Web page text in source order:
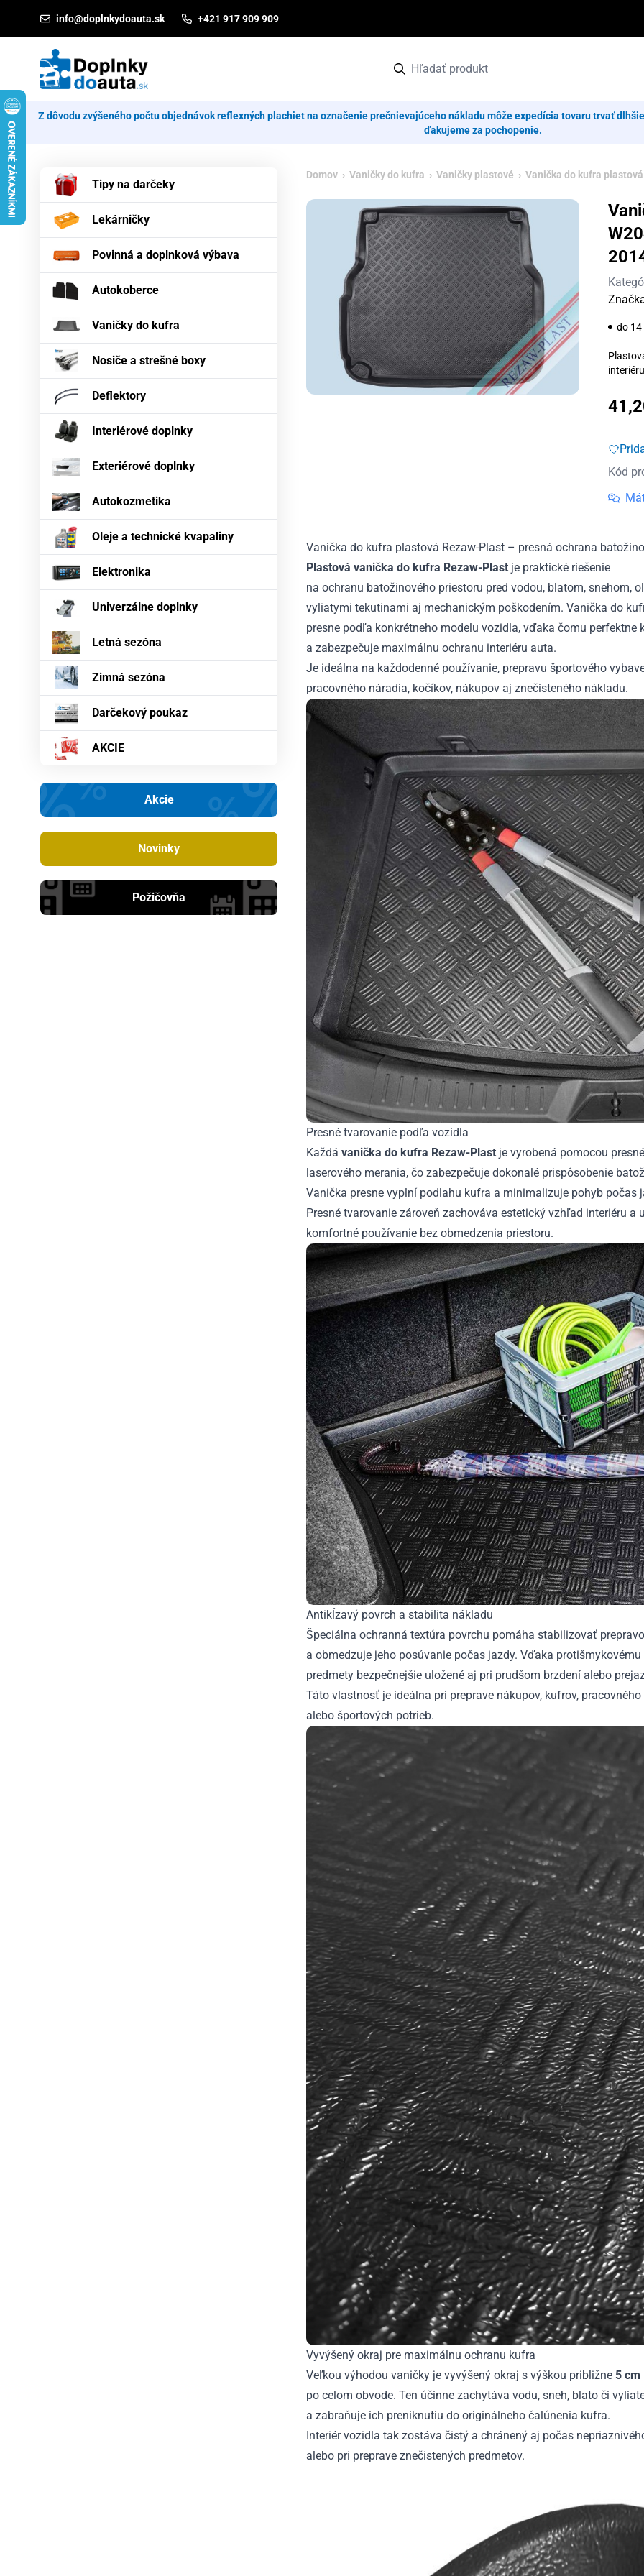
info@doplnkydoauta.sk +421 917 909 909
Z dôvodu zvýšeného počtu objednávok reflexných plachiet na označenie prečnievajúceho nákladu môže expedícia tovaru trvať
ďakujeme za pochopenie.
Tipy na darčeky
Lekárničky
Povinná a doplnková výbava
Autokoberce
Vaničky do kufra
Nosiče a strešné boxy
Deflektory
Interiérové doplnky
Exteriérové doplnky
Autokozmetika
Oleje a technické kvapaliny
Elektronika
Univerzálne doplnky
Letná sezóna
Zimná sezóna
Darčekový poukaz
AKCIE
Akcie
Novinky
Požičovňa
Domov › Vaničky do kufra › Vaničky plastové › Vanička do kufra
do
Kód
Vanička do kufra plastová Rezaw-Plast – presná ochrana
Plastová vanička do kufra Rezaw-Plast je praktické riešenie
na ochranu batožinového priestoru pred vodou, blatom, snehom,
vyliatymi tekutinami aj mechanickým poškodením. Vanička do
presne podľa konkrétneho modelu vozidla, vďaka čomu perfektne
a zabezpečuje maximálnu ochranu interiéru auta.
Je ideálna na každodenné používanie, prepravu športového
pracovného náradia, kočíkov, nákupov aj znečisteného nákladu.
Presné tvarovanie podľa vozidla
Každá vanička do kufra Rezaw-Plast je vyrobená pomocou
laserového merania, čo zabezpečuje dokonalé prispôsobenie
Vanička presne vyplní podlahu kufra a minimalizuje pohyb počas
Presné tvarovanie zároveň zachováva estetický vzhľad interiéru a
komfortné používanie bez obmedzenia priestoru.
Antikĺzavý povrch a stabilita nákladu
Špeciálna ochranná textúra povrchu pomáha stabilizovať
a obmedzuje jeho posúvanie počas jazdy. Vďaka
predmety bezpečnejšie uložené aj pri prudšom brzdení alebo
Táto vlastnosť je ideálna pri preprave nákupov, kufrov,
alebo športových potrieb.
Vyvýšený okraj pre maximálnu ochranu kufra
Veľkou výhodou vaničky je vyvýšený okraj s výškou približne 5 cm
po celom obvode. Ten účinne zachytáva vodu, sneh, blato či
a zabraňuje ich preniknutiu do originálneho čalúnenia kufra.
Interiér vozidla tak zostáva čistý a chránený aj počas
alebo pri preprave znečistených predmetov.